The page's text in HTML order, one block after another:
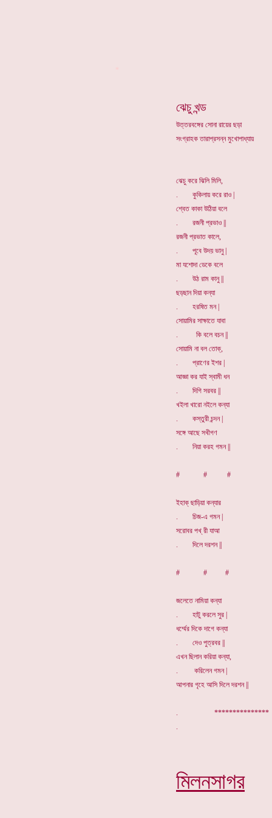
ঝেচু খন্ড
উত্তরবঙ্গের সোনা রায়ের ছড়া
সংগ্রাহক তারাপ্রসন্ন মুখোপাধ্যায়
ঝেচু করে ঝিলি মিলি,
. কুকিলায় করে রাও |
শ্বেত কাকা উঠিয়া বলে
. রজনী প্রভাও ||
রজনী প্রভাত কালে,
. পূবে উদয় ভানু |
মা যশোদা ডেকে বলে
. উঠ রাম কানু ||
ছড়ছান দিয়া কন্যা
. হরষিত মন |
সোয়ামির সাক্ষাতে যাবা
. কি বলে বচন ||
সোয়ামি না বল তোক্,
. প্রাণের ইশর |
আজ্ঞা কর যাই স্বামী ধন
. দিগি সরবর ||
খইলা খারো নইলে কন্যা
. কস্তুরী চন্দন |
সঙ্গে আছে সখীগণ
. নিয়া করহ গমন ||
# # #
ইহাক্ ছাড়িয়া কন্যার
. চিজ-এ গমন |
সরোবর পখ্ রী যাআ
. দিলে দরশন ||
# # #
জলেতে নামিয়া কন্যা
. হাটু করলে সুর |
ধর্ম্মের দিকে দাগে কন্যা
. দেও পুত্রবর ||
এখন ছিলান করিয়া কন্যা,
. করিলেন গমন |
আপনার গৃহে আসি দিলে দরশন ||
. ***************
মিলনসাগর